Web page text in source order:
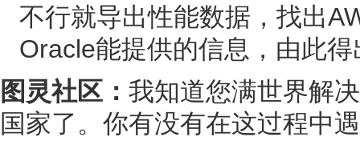
不行就导出性能数据，找出
Oracle能提供的信息，由此
图灵社区： 我知道您满世界解
国家了。你有没有在这过程中